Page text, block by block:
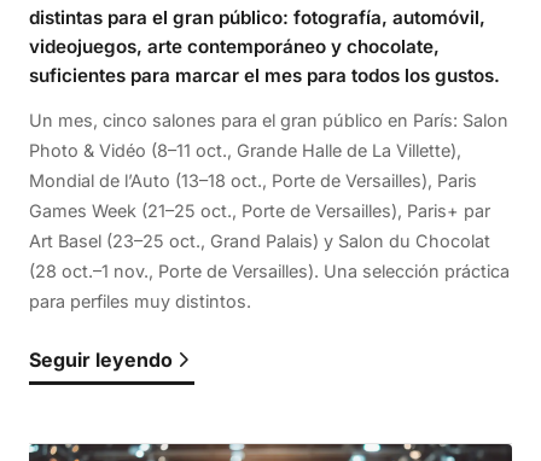
distintas para el gran público: fotografía, automóvil,
videojuegos, arte contemporáneo y chocolate,
suficientes para marcar el mes para todos los gustos.
Un mes, cinco salones para el gran público en París: Salon
Photo & Vidéo (8–11 oct., Grande Halle de La Villette),
Mondial de l’Auto (13–18 oct., Porte de Versailles), Paris
Games Week (21–25 oct., Porte de Versailles), Paris+ par
Art Basel (23–25 oct., Grand Palais) y Salon du Chocolat
(28 oct.–1 nov., Porte de Versailles). Una selección práctica
para perfiles muy distintos.
Seguir leyendo